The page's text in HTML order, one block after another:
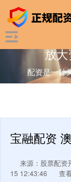
放
配资是一种
宝融配资
来源：股票配资
15 12:43:46
查